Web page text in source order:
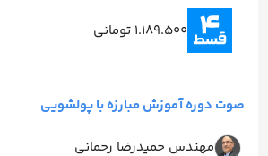
1.189.500 تومانی
صوت دوره آموزش مبارزه با پولشویی
مهندس حمیدرضا رحمانی